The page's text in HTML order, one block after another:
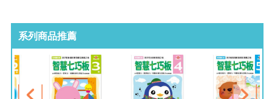
系列商品推薦